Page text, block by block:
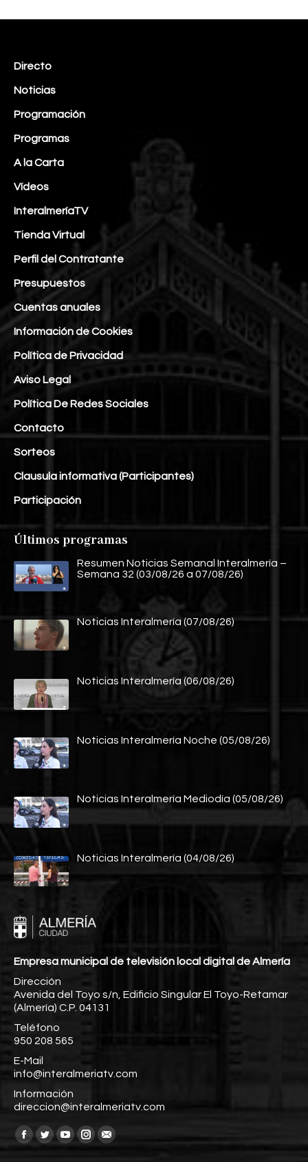
Directo
Noticias
Programación
Programas
A la Carta
Vídeos
InteralmeríaTV
Tienda Virtual
Perfil del Contratante
Presupuestos
Cuentas anuales
Información de Cookies
Política de Privacidad
Aviso Legal
Política De Redes Sociales
Contacto
Sorteos
Clausula informativa (Participantes)
Participación
Últimos programas
Resumen Noticias Semanal Interalmería –
Semana 32 (03/08/26 a 07/08/26)
Noticias Interalmería (07/08/26)
Noticias Interalmería (06/08/26)
Noticias Interalmería Noche (05/08/26)
Noticias Interalmería Mediodía (05/08/26)
Noticias Interalmería (04/08/26)
Empresa municipal de televisión local digital de Almería
Dirección
Avenida del Toyo s/n, Edificio Singular El Toyo-Retamar
(Almería) C.P. 04131
Teléfono
950 208 565
E-Mail
info@interalmeriatv.com
Información
direccion@interalmeriatv.com
Encuéntranos en:
Facebook
TwitterYouTube
Instagram
Mail